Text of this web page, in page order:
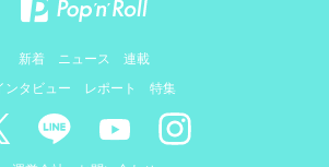
新着 ニュース
連載
ンタビュー
レポート 特集